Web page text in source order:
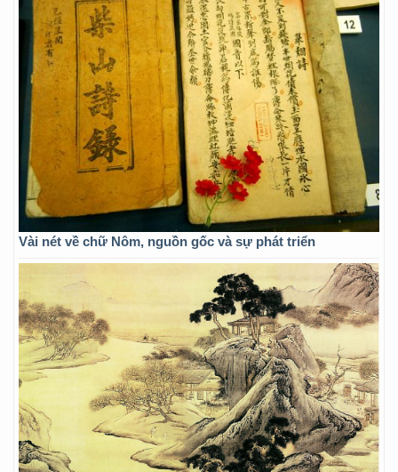
Vài nét về chữ Nôm, nguồn gốc và sự phát triển